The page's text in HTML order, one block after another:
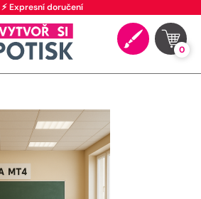
⚡ Expresní doručení
0